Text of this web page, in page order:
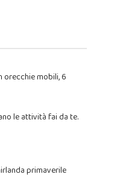
mobili, 6
le attività fai da te.
primaverile